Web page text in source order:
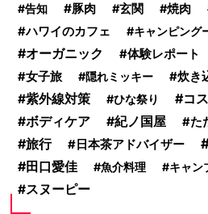
告知 豚肉 玄関 焼肉
ハワイのカフェ
キャンピング
オーガニック 体験レポート
女子旅
隠れミッキー 炊き
紫外線対策 ひな祭り コ
ボディケア 紀ノ国屋 た
旅行 日本茶アドバイザー
田口愛佳 魚介料理 キャン
スヌーピー